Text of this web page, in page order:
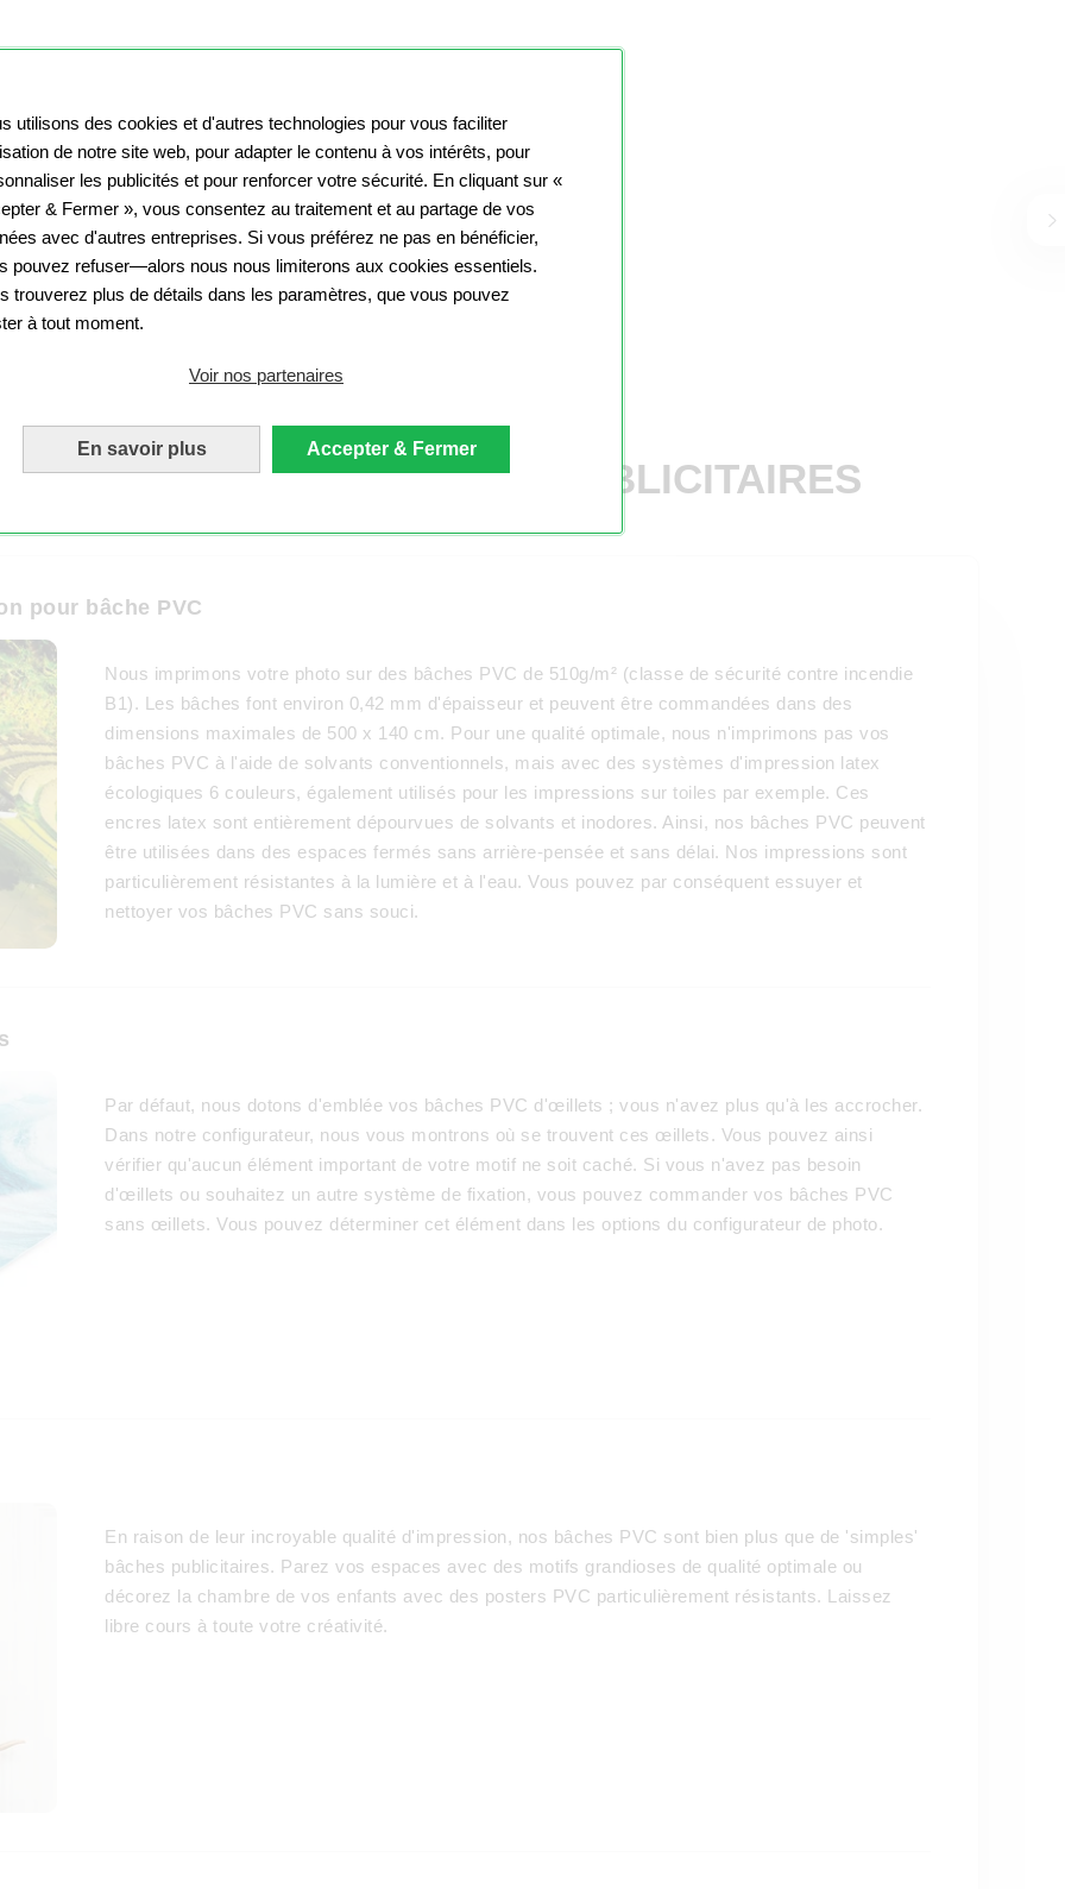
utilisons des cookies et d'autres technologies pour vous faciliter
de notre site web, pour adapter le contenu à vos intérêts, pour
les publicités et pour renforcer votre sécurité. En cliquant sur «
& Fermer », vous consentez au traitement et au partage de vos
avec d'autres entreprises. Si vous préférez ne pas en bénéficier,
pouvez refuser—alors nous nous limiterons aux cookies essentiels.
trouverez plus de détails dans les paramètres, que vous pouvez
à tout moment.
Voir nos partenaires
En savoir plus Accepter & Fermer
Excellente qualité qui
permet de s’évader
au Cap de Bonne
Espérance dans son
jardin !
Heuze
Un rendu super
Dejardin sandy
SUR NOS BÂCHES PUBLICITAIRES
pour bâche PVC
Nous imprimons votre photo sur des bâches PVC de 510g/m² (classe de sécurité contre incendie
B1). Les bâches font environ 0,42 mm d'épaisseur et peuvent être commandées dans des
dimensions maximales de 500 x 140 cm. Pour une qualité optimale, nous n'imprimons pas vos
bâches PVC à l'aide de solvants conventionnels, mais avec des systèmes d'impression latex
écologiques 6 couleurs, également utilisés pour les impressions sur toiles par exemple. Ces
encres latex sont entièrement dépourvues de solvants et inodores. Ainsi, nos bâches PVC peuvent
être utilisées dans des espaces fermés sans arrière-pensée et sans délai. Nos impressions sont
particulièrement résistantes à la lumière et à l'eau. Vous pouvez par conséquent essuyer et
nettoyer vos bâches PVC sans souci.
Par défaut, nous dotons d'emblée vos bâches PVC d'œillets ; vous n'avez plus qu'à les accrocher.
Dans notre configurateur, nous vous montrons où se trouvent ces œillets. Vous pouvez ainsi
vérifier qu'aucun élément important de votre motif ne soit caché. Si vous n'avez pas besoin
d'œillets ou souhaitez un autre système de fixation, vous pouvez commander vos bâches PVC
sans œillets. Vous pouvez déterminer cet élément dans les options du configurateur de photo.
En raison de leur incroyable qualité d'impression, nos bâches PVC sont bien plus que de 'simples'
bâches publicitaires. Parez vos espaces avec des motifs grandioses de qualité optimale ou
décorez la chambre de vos enfants avec des posters PVC particulièrement résistants. Laissez
libre cours à toute votre créativité.